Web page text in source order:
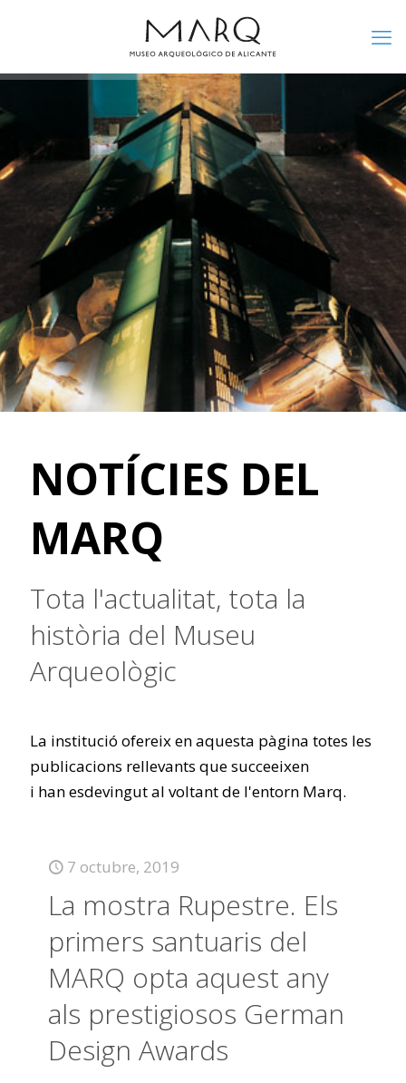
NOTÍCIES DEL
MARQ
Tota l'actualitat, tota la
història del Museu
Arqueològic
La institució ofereix en aquesta pàgina totes les
publicacions rellevants que succeeixen
i han esdevingut al voltant de l'entorn Marq.
7 octubre, 2019
La mostra Rupestre. Els
primers santuaris del
MARQ opta aquest any
als prestigiosos German
Design Awards